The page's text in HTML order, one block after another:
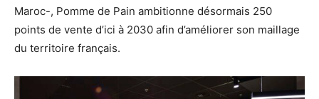
Maroc-, Pomme de Pain ambitionne désormais 250
points de vente d’ici à 2030 afin d’améliorer son maillage
du territoire français.